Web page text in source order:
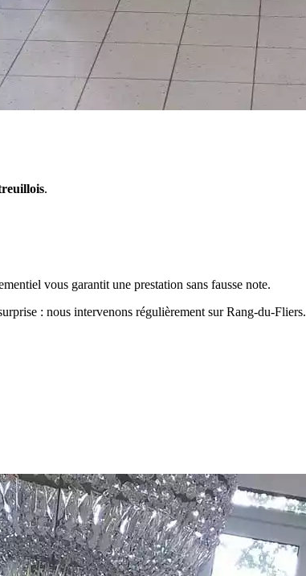
.
vous garantit une prestation sans fausse note.
: nous intervenons régulièrement surRang-du-Fliers.